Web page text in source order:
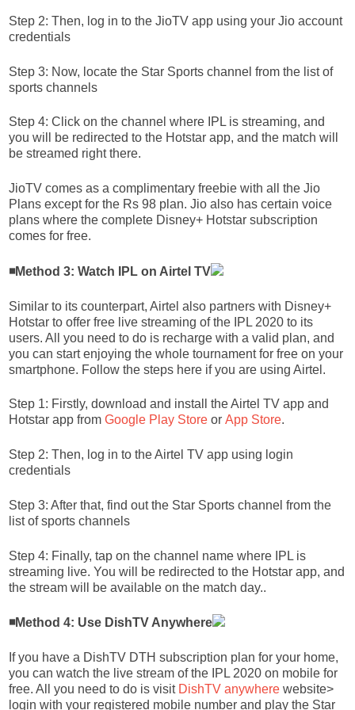
Step 2: Then, log in to the JioTV app using your Jio account
credentials
Step 3: Now, locate the Star Sports channel from the list of
sports channels
Step 4: Click on the channel where IPL is streaming, and
you will be redirected to the Hotstar app, and the match will
be streamed right there.
JioTV comes as a complimentary freebie with all the Jio
Plans except for the Rs 98 plan. Jio also has certain voice
plans where the complete Disney+ Hotstar subscription
comes for free.
◾Method 3: Watch IPL on Airtel TV
Similar to its counterpart, Airtel also partners with Disney+
Hotstar to offer free live streaming of the IPL 2020 to its
users. All you need to do is recharge with a valid plan, and
you can start enjoying the whole tournament for free on your
smartphone. Follow the steps here if you are using Airtel.
Step 1: Firstly, download and install the Airtel TV app and
Hotstar app from Google Play Store or App Store.
Step 2: Then, log in to the Airtel TV app using login
credentials
Step 3: After that, find out the Star Sports channel from the
list of sports channels
Step 4: Finally, tap on the channel name where IPL is
streaming live. You will be redirected to the Hotstar app, and
the stream will be available on the match day..
◾Method 4: Use DishTV Anywhere
If you have a DishTV DTH subscription plan for your home,
you can watch the live stream of the IPL 2020 on mobile for
free. All you need to do is visit DishTV anywhere website>
login with your registered mobile number and play the Star